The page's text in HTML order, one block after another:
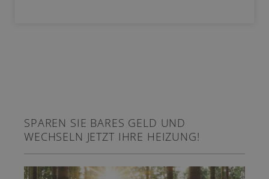
SPAREN SIE BARES GELD UND
WECHSELN JETZT IHRE HEIZUNG!